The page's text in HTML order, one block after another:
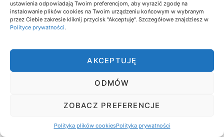
ustawienia odpowiadają Twoim preferencjom, aby wyrazić zgodę na
instalowanie plików cookies na Twoim urządzeniu końcowym w wybranym
przez Ciebie zakresie kliknij przycisk "Akceptuję". Szczegółowe znajdziesz w
Polityce prywatności.
AKCEPTUJĘ
ODMÓW
ZOBACZ PREFERENCJE
Polityka plików cookiesPolityka prywatności